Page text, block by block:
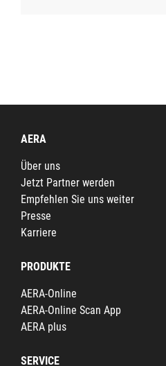
AERA
Über uns
Jetzt Partner werden
Empfehlen Sie uns weiter
Presse
Karriere
PRODUKTE
AERA-Online
AERA-Online Scan App
AERA plus
SERVICE